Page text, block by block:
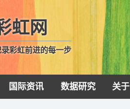
虹网
彩虹前进的每一步
国际资讯 数据研究 关于